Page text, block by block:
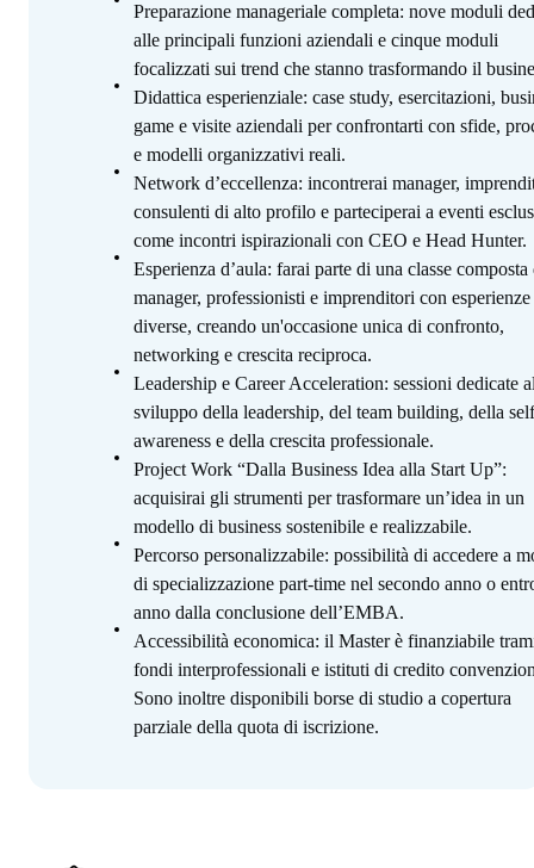
Preparazione manageriale completa: nove moduli
alle principali funzioni aziendali e cinque moduli
focalizzati sui trend che stanno trasformando il
Didattica esperienziale: case study, esercitazioni,
game e visite aziendali per confrontarti con sfide,
e modelli organizzativi reali.
Network d’eccellenza: incontrerai manager,
consulenti di alto profilo e parteciperai a eventi
come incontri ispirazionali con CEO e Head Hunter.
Esperienza d’aula: farai parte di una classe composta
manager, professionisti e imprenditori con esperienze
diverse, creando un'occasione unica di confronto,
networking e crescita reciproca.
Leadership e Career Acceleration: sessioni dedicate
sviluppo della leadership, del team building, della
awareness e della crescita professionale.
Project Work “Dalla Business Idea alla Start Up”:
acquisirai gli strumenti per trasformare un’idea in un
modello di business sostenibile e realizzabile.
Percorso personalizzabile: possibilità di accedere a
di specializzazione part-time nel secondo anno o
anno dalla conclusione dell’EMBA.
Accessibilità economica: il Master è finanziabile
fondi interprofessionali e istituti di credito
Sono inoltre disponibili borse di studio a copertura
parziale della quota di iscrizione.